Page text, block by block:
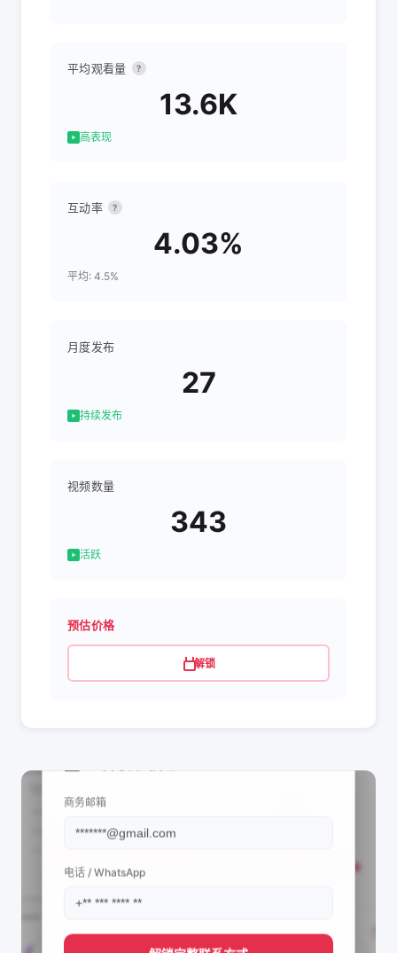
平均观看量 ?
13.6K
高表现
互动率 ?
4.03%
平均: 4.5%
月度发布
27
持续发布
视频数量
343
活跃
预估价格
解锁
商务邮箱
电话 / WhatsApp